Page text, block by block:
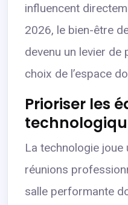
influencent
2026, le bien-être
devenu un levier de
choix de l’espace
Prioriser les
La technologie
réunions
salle performante